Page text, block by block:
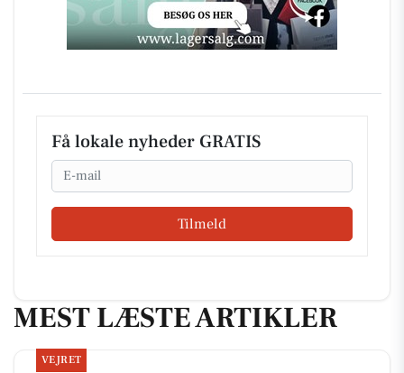
Få lokale nyheder GRATIS
Email
Tilmeld
MEST LÆSTE ARTIKLER
VEJRET